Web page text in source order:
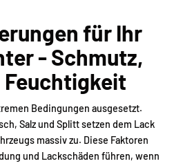
für Ihr
- Schmutz,
Feuchtigkeit
Bedingungen ausgesetzt.
Salz und Splitt setzen dem Lack
massiv zu. Diese Faktoren
und Lackschäden führen, wenn